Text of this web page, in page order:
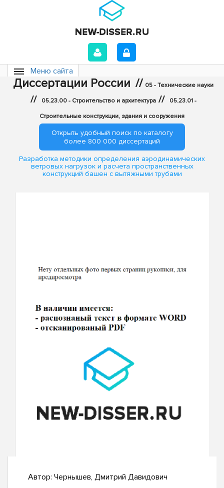
Меню сайта
Диссертации России // 05 - Технические науки
// 05.23.00 - Строительство и архитектура // 05.23.01 -
Строительные конструкции, здания и сооружения
Открыть удобный поиск по каталогу
более 800 000 диссертаций
Разработка методики определения аэродинамических
ветровых нагрузок и расчета пространственных
конструкций башен с вытяжными трубами
Автор: Чернышев, Дмитрий Давидович